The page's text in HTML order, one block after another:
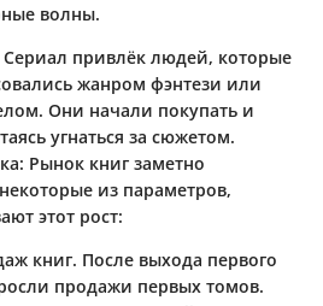
волны.
Сериал привлёк людей, которые
жанром фэнтези или
Они начали покупать и
угнаться за сюжетом.
: Рынок книг заметно
из параметров,
этот рост:
книг. После выхода первого
продажи первых томов.